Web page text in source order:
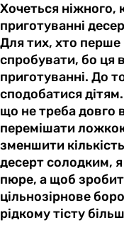
Хочеться ніжного,
приготуванні
Для тих, хто перше
спробувати, бо ця
приготуванні. До
сподобатися
що не треба довго
перемішати
зменшити
десерт солодким,
пюре, а щоб
цільнозірнове
рідкому тісту